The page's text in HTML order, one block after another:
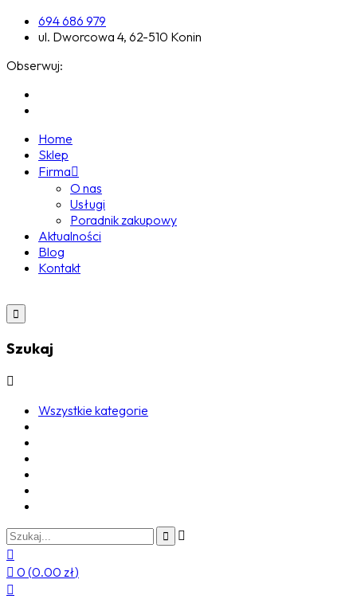
694 686 979
ul. Dworcowa 4, 62-510 Konin
Obserwuj:
Home
Sklep
Firma
O nas
Usługi
Poradnik zakupowy
Aktualności
Blog
Kontakt
Szukaj
Wszystkie kategorie
0 (0.00 zł)